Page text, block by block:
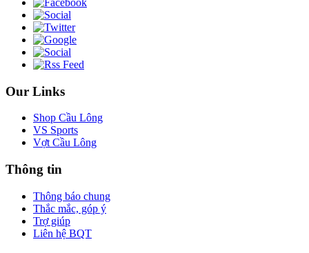
Our Links
Shop Cầu Lông
VS Sports
Vợt Cầu Lông
Thông tin
Thông báo chung
Thắc mắc, góp ý
Trợ giúp
Liên hệ BQT